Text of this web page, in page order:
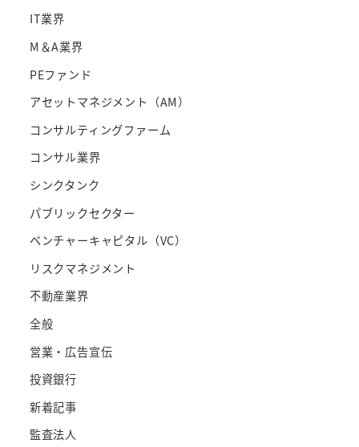
IT業界
M＆A業界
PEファンド
アセットマネジメント（AM）
コンサルティングファーム
コンサル業界
シンクタンク
パブリックセクター
ベンチャーキャピタル（VC）
リスクマネジメント
不動産業界
全般
営業・広告宣伝
投資銀行
新着記事
監査法人